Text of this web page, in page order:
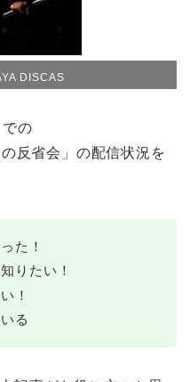
DISCAS
の
反省会」の配信状況を
た！
りたい！
！
る